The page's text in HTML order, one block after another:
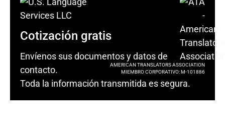
AMERICAN TRANSLATORS ASSOCIATION
MIEMBRO CORPORATIVO: M-101886
Cotización gratis
Envíenos sus documentos y datos de
contacto.
Toda la información transmitida es segura.